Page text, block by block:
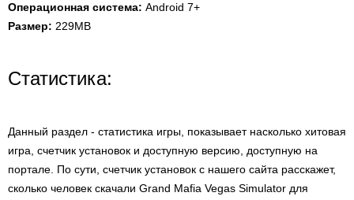
Операционная система: Android 7+
Размер: 229MB
Статистика:
Данный раздел - статистика игры, показывает насколько хитовая
игра, счетчик установок и доступную версию, доступную на
портале. По сути, счетчик установок с нашего сайта расскажет,
сколько человек скачали Grand Mafia Vegas Simulator для